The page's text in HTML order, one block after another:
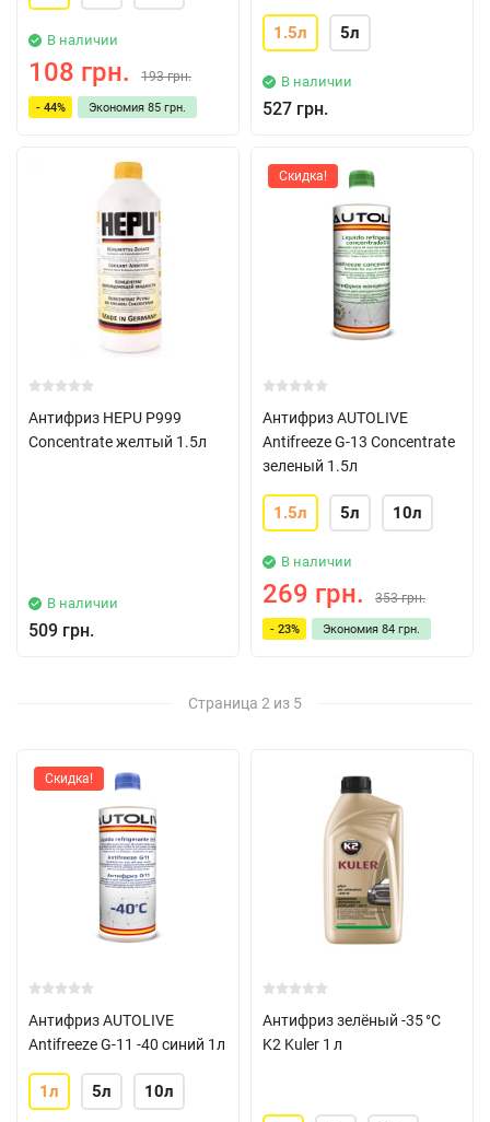
В наличии
108 грн. 193 грн.
- 44% Экономия 85 грн.
1.5л 5л
В наличии
527 грн.
Антифриз HEPU P999
Concentrate желтый 1.5л
В наличии
509 грн.
Скидка!
Антифриз AUTOLIVE
Antifreeze G-13 Concentrate
зеленый 1.5л
1.5л 5л 10л
В наличии
269 грн. 353 грн.
- 23% Экономия 84 грн.
Страница 2 из 5
Скидка!
Антифриз AUTOLIVE
Antifreeze G-11 -40 синий 1л
1л 5л 10л
Антифриз зелёный -35 °C
K2 Kuler 1 л